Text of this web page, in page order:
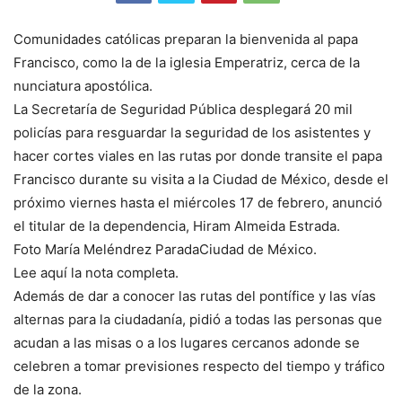
Comunidades católicas preparan la bienvenida al papa
Francisco, como la de la iglesia Emperatriz, cerca de la
nunciatura apostólica.
La Secretaría de Seguridad Pública desplegará 20 mil
policías para resguardar la seguridad de los asistentes y
hacer cortes viales en las rutas por donde transite el papa
Francisco durante su visita a la Ciudad de México, desde el
próximo viernes hasta el miércoles 17 de febrero, anunció
el titular de la dependencia, Hiram Almeida Estrada.
Foto María Meléndrez ParadaCiudad de México.
Lee aquí la nota completa.
Además de dar a conocer las rutas del pontífice y las vías
alternas para la ciudadanía, pidió a todas las personas que
acudan a las misas o a los lugares cercanos adonde se
celebren a tomar previsiones respecto del tiempo y tráfico
de la zona.